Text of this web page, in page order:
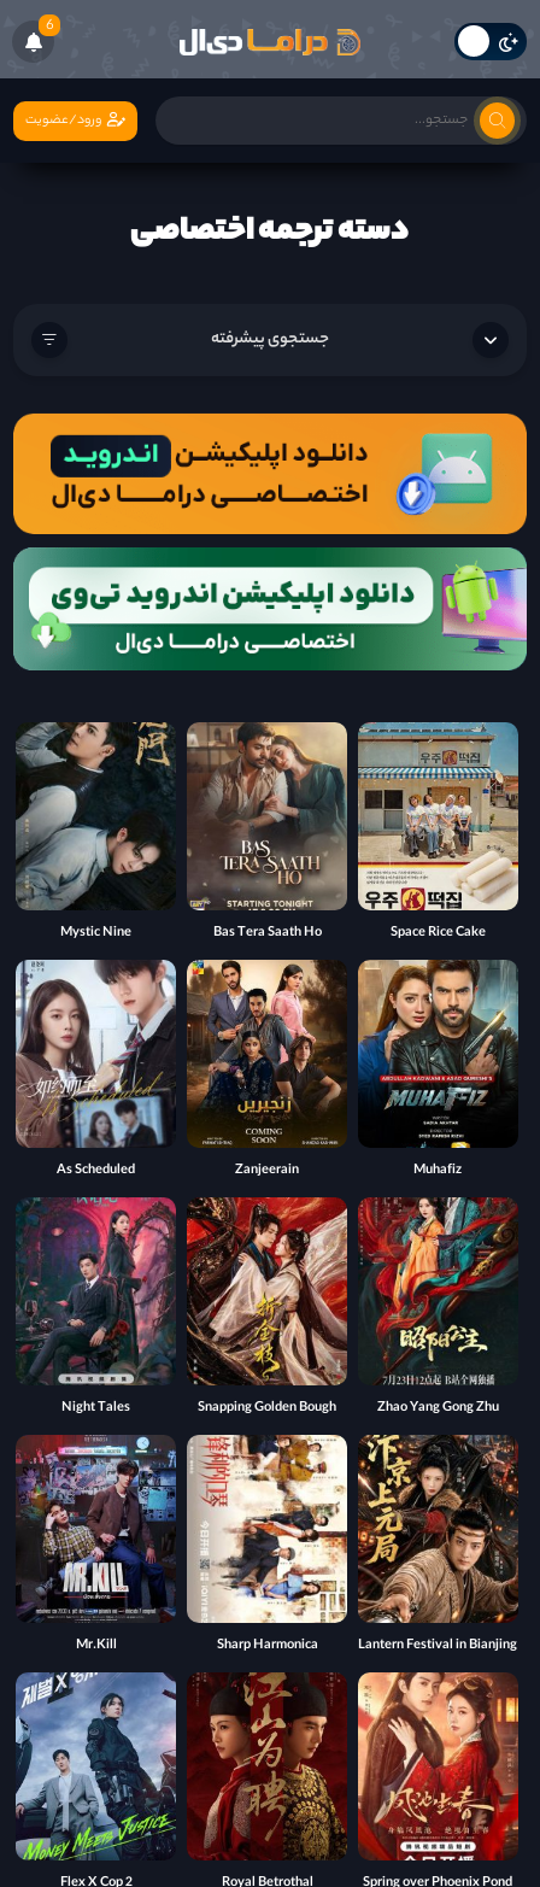
6
ورود/عضویت
دسته ترجمه اختصاصی
جستجوی پیشرفته
Space Rice Cake
Bas Tera Saath Ho
Mystic Nine
Muhafiz
Zanjeerain
As Scheduled
Zhao Yang Gong Zhu
Snapping Golden Bough
Night Tales
Lantern Festival in Bianjing
Sharp Harmonica
Mr.Kill